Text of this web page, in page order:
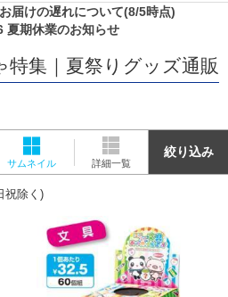
届けの遅れについて(8/5時点)
夏期休業のお知らせ
特集｜夏祭りグッズ通販
サムネイル 詳細一覧
絞り込み
祝除く)